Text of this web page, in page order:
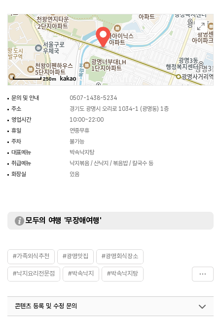
250m
문의 및 안내
0507-1438-5234
주소
경기도 광명시 오리로 1034-1 (광명동) 1층
영업시간
10:00~22:00
휴일
연중무휴
주차
불가능
대표메뉴
박속낙지탕
취급메뉴
낙지볶음 / 산낙지 / 볶음밥 / 칼국수 등
화장실
있음
모두의 여행 '무장애여행'
#가족외식추천 #광명맛집 #광명회식장소
#낙지요리전문점 #박속낙지 #박속낙지탕
콘텐츠 등록 및 수정 문의